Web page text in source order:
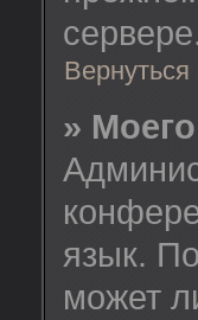
Вернуться
»
язык.
может